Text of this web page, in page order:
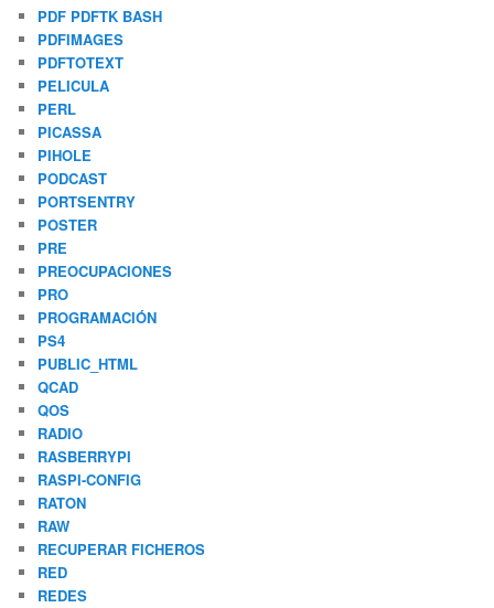
PDF PDFTK BASH
PDFIMAGES
PDFTOTEXT
PELICULA
PERL
PICASSA
PIHOLE
PODCAST
PORTSENTRY
POSTER
PRE
PREOCUPACIONES
PRO
PROGRAMACIÓN
PS4
PUBLIC_HTML
QCAD
QOS
RADIO
RASBERRYPI
RASPI-CONFIG
RATON
RAW
RECUPERAR FICHEROS
RED
REDES